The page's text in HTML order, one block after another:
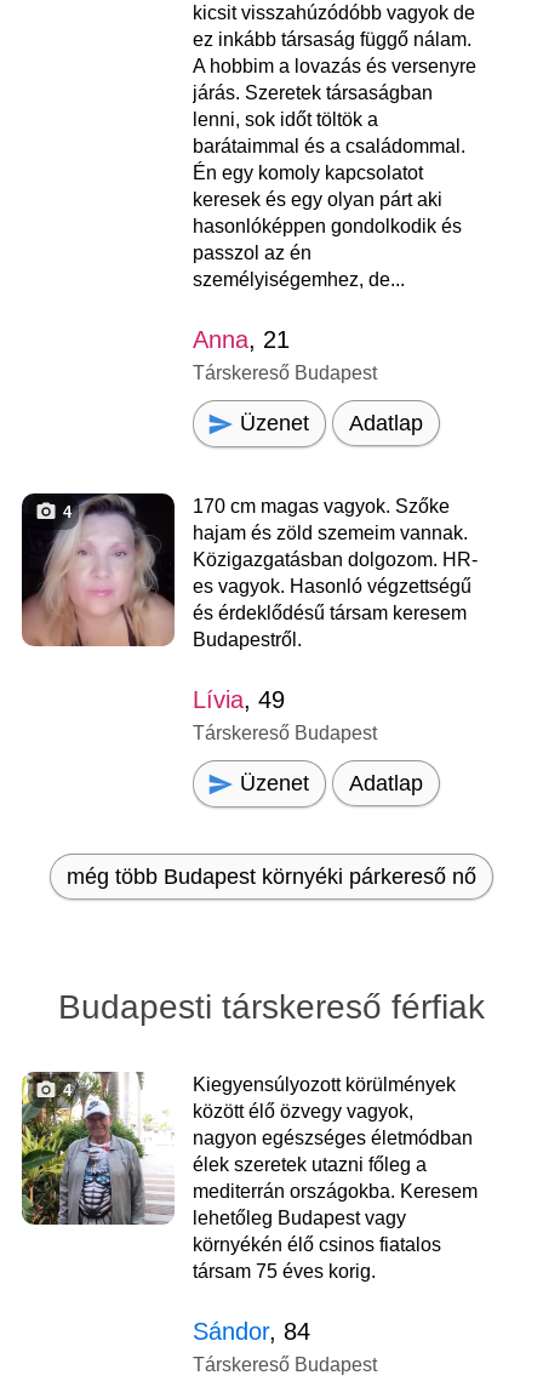
kicsit visszahúzódóbb vagyok de
ez inkább társaság függő nálam.
A hobbim a lovazás és versenyre
járás. Szeretek társaságban
lenni, sok időt töltök a
barátaimmal és a családommal.
Én egy komoly kapcsolatot
keresek és egy olyan párt aki
hasonlóképpen gondolkodik és
passzol az én
személyiségemhez, de...
Anna, 21
Társkereső Budapest
Üzenet Adatlap
4
170 cm magas vagyok. Szőke
hajam és zöld szemeim vannak.
Közigazgatásban dolgozom. HR-
es vagyok. Hasonló végzettségű
és érdeklődésű társam keresem
Budapestről.
Lívia, 49
Társkereső Budapest
Üzenet Adatlap
még több Budapest környéki párkereső nő
Budapesti társkereső férfiak
4
Kiegyensúlyozott körülmények
között élő özvegy vagyok,
nagyon egészséges életmódban
élek szeretek utazni főleg a
mediterrán országokba. Keresem
lehetőleg Budapest vagy
környékén élő csinos fiatalos
társam 75 éves korig.
Sándor, 84
Társkereső Budapest